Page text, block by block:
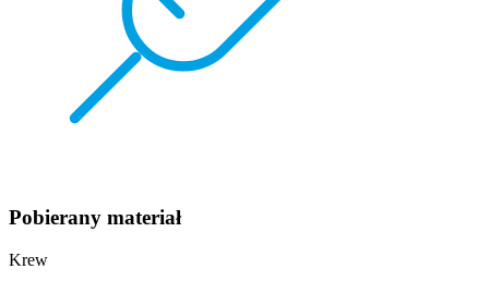
Pobierany materiał
Krew